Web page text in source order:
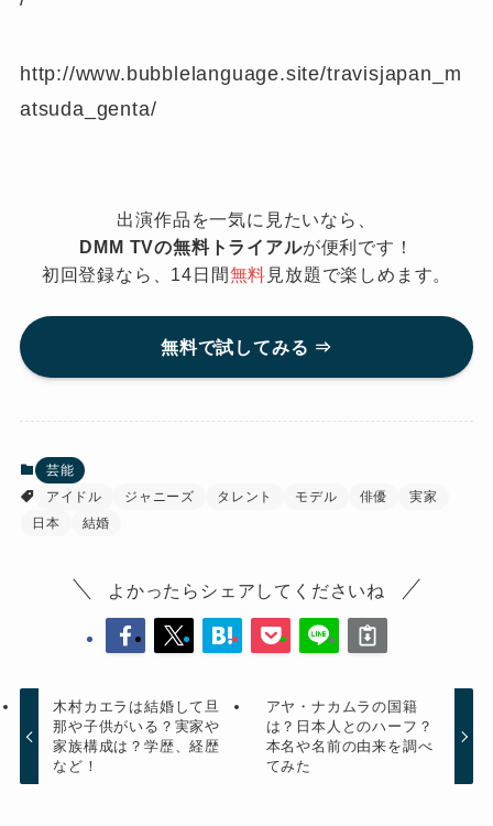
http://www.bubblelanguage.site/travisjapan_m
atsuda_genta/
出演作品を一気に見たいなら、
DMM TVの無料トライアルが便利です！
初回登録なら、14日間無料 見放題で楽しめます。
無料で試してみる ⇒
芸能
アイドル
ジャニーズ タレント モデル 俳優
実家
日本
結婚
よかったらシェアしてくださいね
木村カエラは結婚して旦
那や子供がいる？実家や
家族構成は？学歴、経歴
など！
アヤ・ナカムラの国籍
は？日本人とのハーフ？
本名や名前の由来を調べ
てみた